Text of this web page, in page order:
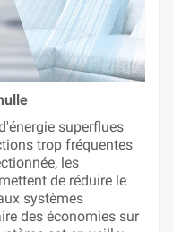
superflues
trop fréquentes
les
de réduire le
systèmes
des économies sur